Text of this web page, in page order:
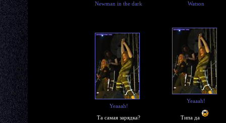
Newman in the dark Watson
Yeaaah!
Та самая зарядка?
Yeaaah!
Типа да